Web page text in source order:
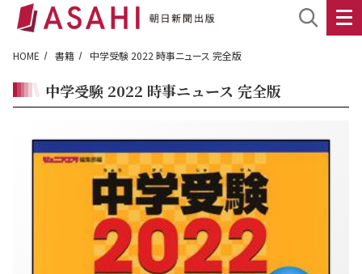
HOME 書籍 中学受験 2022 時事ニュース 完全版
中学受験 2022 時事ニュース 完全版